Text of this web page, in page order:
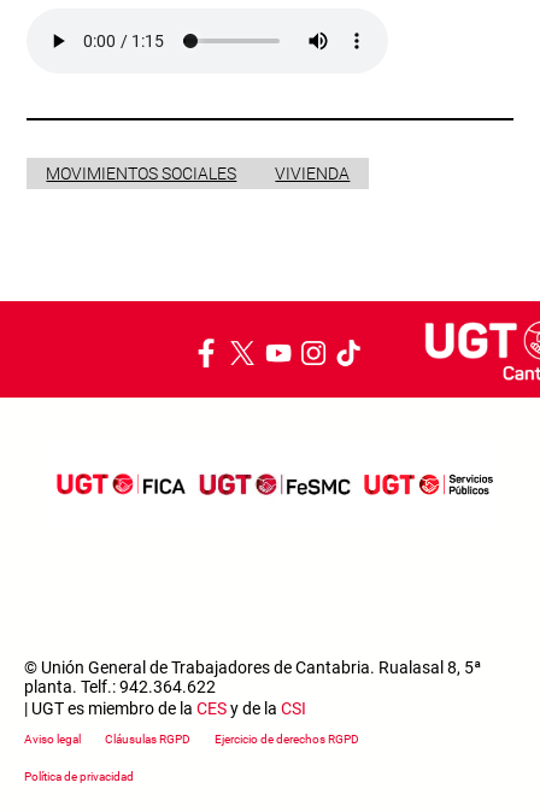
MOVIMIENTOS SOCIALES VIVIENDA
© Unión General de Trabajadores de Cantabria. Rualasal 8, 5ª
planta. Telf.: 942.364.622
| UGT es miembro de la CESy de la CSI
Footer menu
Aviso legal Cláusulas RGPD Ejercicio de derechos RGPD
Política de privacidad